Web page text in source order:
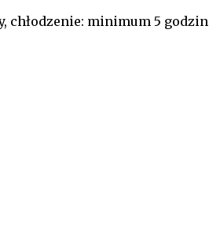
chłodzenie: minimum 5 godzin